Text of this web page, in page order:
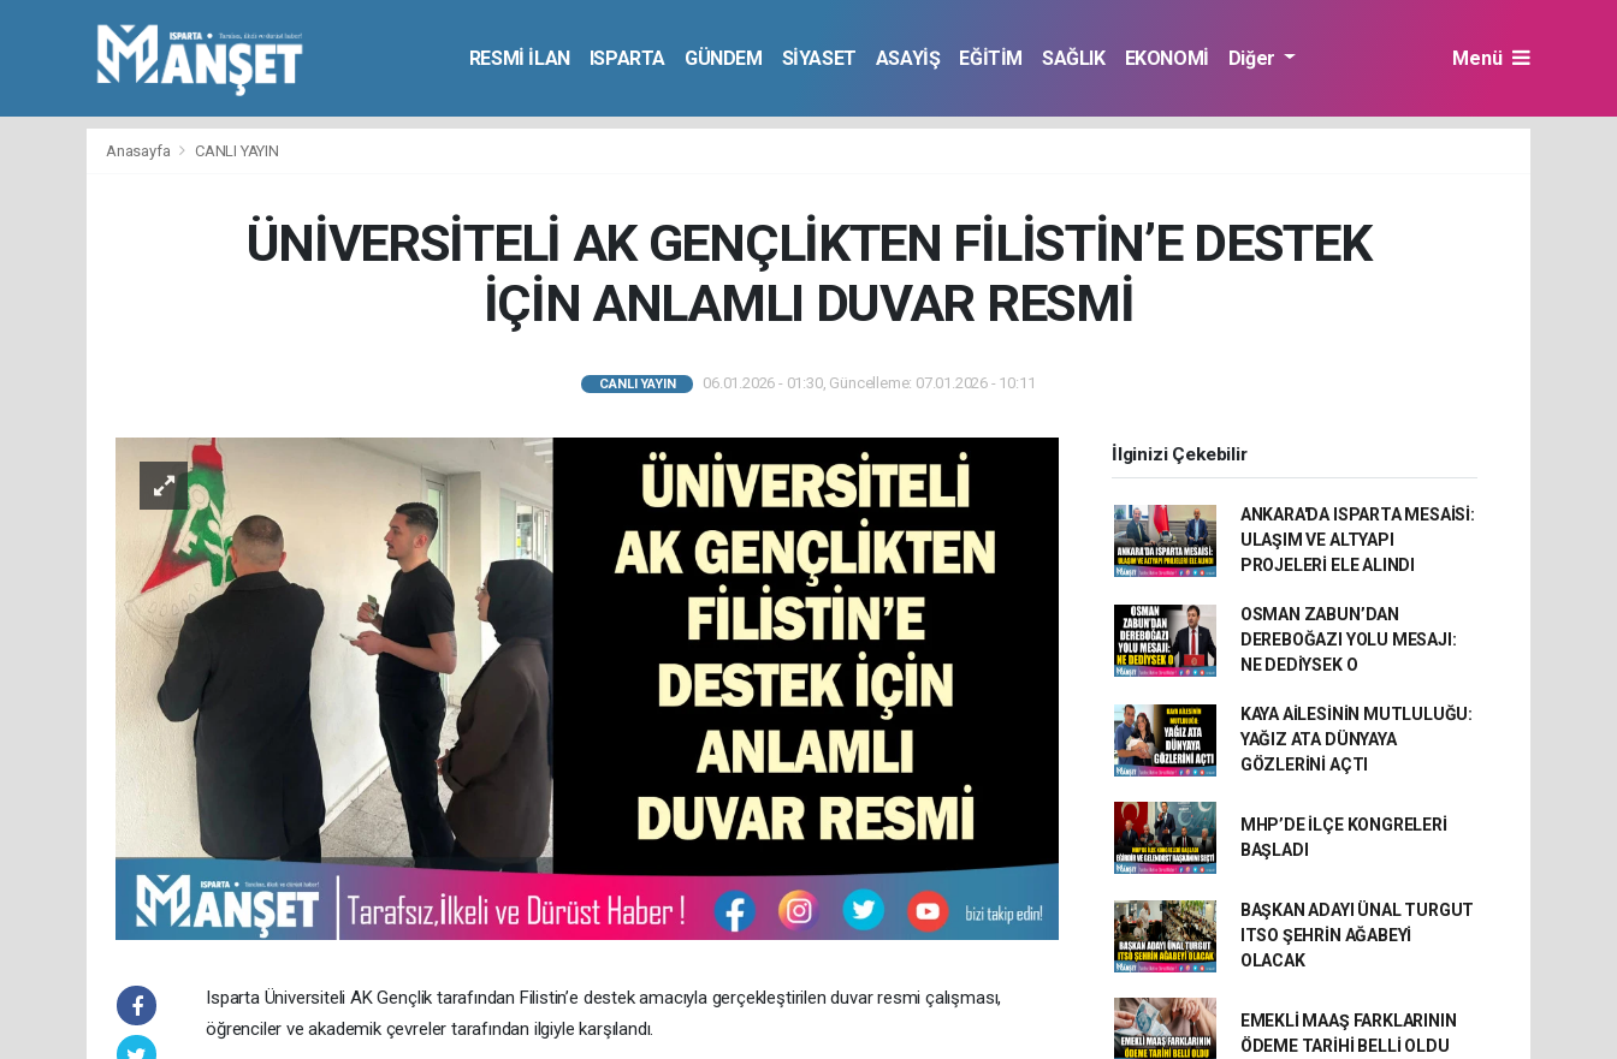
RESMİ İLAN ISPARTA GÜNDEM SİYASET ASAYİŞ EĞİTİM SAĞLIK EKONOMİ Diğer Menü
Anasayfa CANLI YAYIN
ÜNİVERSİTELİ AK GENÇLİKTEN FİLİSTİN’E DESTEK
İÇİN ANLAMLI DUVAR RESMİ
CANLI YAYIN 06.01.2026 - 01:30, Güncelleme: 07.01.2026 - 10:11
Isparta Üniversiteli AK Gençlik tarafından Filistin’e destek amacıyla gerçekleştirilen duvar resmi çalışması,
öğrenciler ve akademik çevreler tarafından ilgiyle karşılandı.
İlginizi Çekebilir
ANKARA'DA ISPARTA MESAİSİ:
ULAŞIM VE ALTYAPI
PROJELERİ ELE ALINDI
OSMAN ZABUN’DAN
DEREBOĞAZI YOLU MESAJI:
NE DEDİYSEK O
KAYA AİLESİNİN MUTLULUĞU:
YAĞIZ ATA DÜNYAYA
GÖZLERİNİ AÇTI
MHP’DE İLÇE KONGRELERİ
BAŞLADI
BAŞKAN ADAYI ÜNAL TURGUT
ITSO ŞEHRİN AĞABEYİ
OLACAK
EMEKLİ MAAŞ FARKLARININ
ÖDEME TARİHİ BELLİ OLDU